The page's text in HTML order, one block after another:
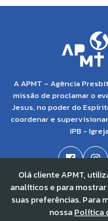
A APMT – Agência
missão de proclamar o
Jesus, no poder do
coordenar e
IPB -
© 2021 APMT - Agência
Olá cliente APMT,
analíticos e para
suas preferências. Para
nossaPolítica